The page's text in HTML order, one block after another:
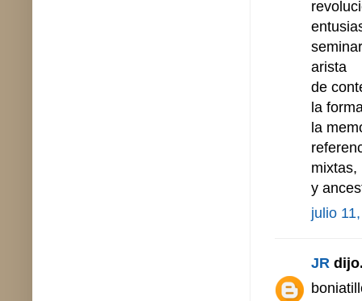
arista
de
la
la
mixtas,
y
julio
JR